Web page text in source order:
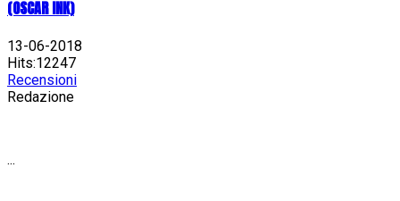
(OSCAR INK)
13-06-2018
Hits:12247
Recensioni
Redazione
...